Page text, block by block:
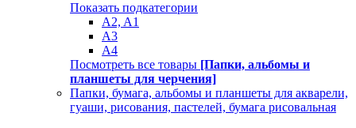
Показать подкатегории
A2, A1
A3
A4
Посмотреть все товары [Папки, альбомы и
планшеты для черчения]
Папки, бумага, альбомы и планшеты для акварели,
гуаши, рисования, пастелей, бумага рисовальная